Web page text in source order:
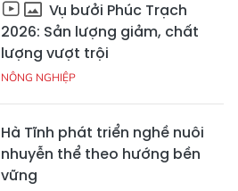
Vụ bưởi Phúc Trạch
2026: Sản lượng giảm, chất
lượng vượt trội
NÔNG NGHIỆP
Hà Tĩnh phát triển nghề nuôi
nhuyễn thể theo hướng bền
vững